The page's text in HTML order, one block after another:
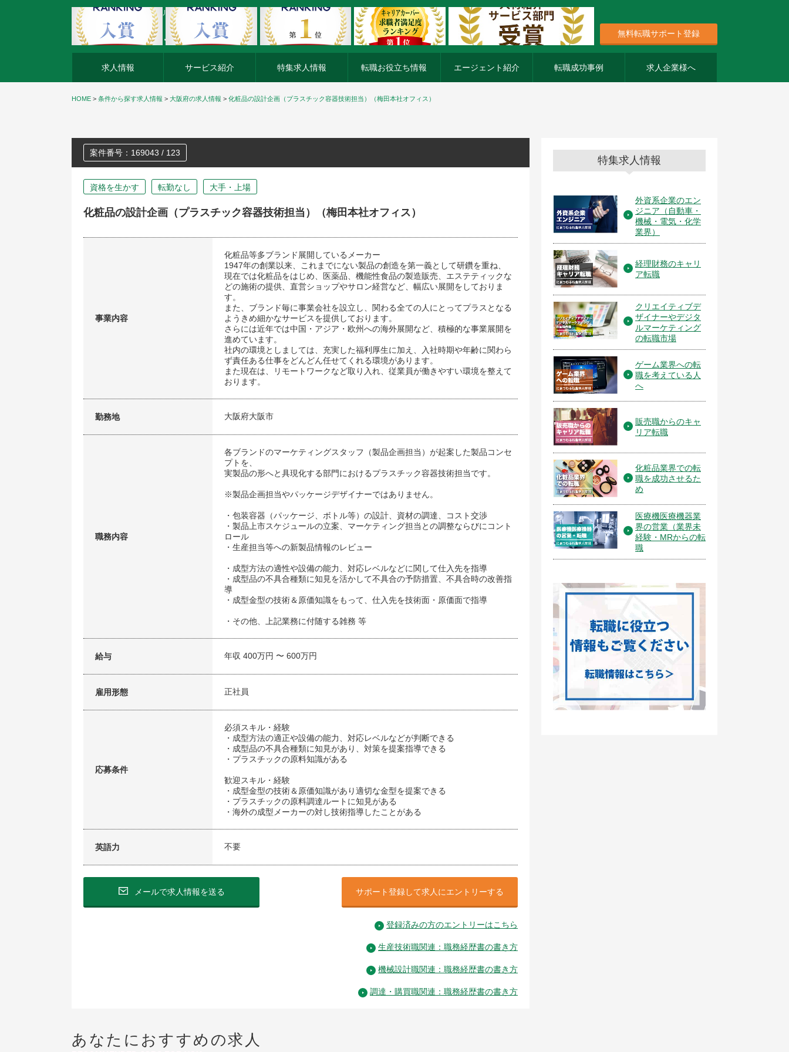
外資系企業の転職・キャリア転職ならアージスジャパン
無料転職サポート登録
求人情報 サービス紹介 特集求人情報 転職お役立ち情報 エージェント紹介 転職成功事例 求人企業様へ
HOME > 条件から探す求人情報 > 大阪府の求人情報 > 化粧品の設計企画（プラスチック容器技術担当）（梅田本社オフィス）
案件番号：169043 / 123
資格を生かす 転勤なし 大手・上場
化粧品の設計企画（プラスチック容器技術担当）（梅田本社オフィス）
事業内容
化粧品等多ブランド展開しているメーカー
1947年の創業以来、これまでにない製品の創造を第一義として研鑽を重ね、
現在では化粧品をはじめ、医薬品、機能性食品の製造販売、エステティックな
どの施術の提供、直営ショップやサロン経営など、幅広い展開をしておりま
す。
また、ブランド毎に事業会社を設立し、関わる全ての人にとってプラスとなる
ようきめ細かなサービスを提供しております。
さらには近年では中国・アジア・欧州への海外展開など、積極的な事業展開を
進めています。
社内の環境としましては、充実した福利厚生に加え、入社時期や年齢に関わら
ず責任ある仕事をどんどん任せてくれる環境があります。
また現在は、リモートワークなど取り入れ、従業員が働きやすい環境を整えて
おります。
勤務地 大阪府大阪市
職務内容
各ブランドのマーケティングスタッフ（製品企画担当）が起案した製品コンセ
プトを、
実製品の形へと具現化する部門におけるプラスチック容器技術担当です。
※製品企画担当やパッケージデザイナーではありません。
・包装容器（パッケージ、ボトル等）の設計、資材の調達、コスト交渉
・製品上市スケジュールの立案、マーケティング担当との調整ならびにコント
ロール
・生産担当等への新製品情報のレビュー
・成型方法の適性や設備の能力、対応レベルなどに関して仕入先を指導
・成型品の不具合種類に知見を活かして不具合の予防措置、不具合時の改善指
導
・成型金型の技術＆原価知識をもって、仕入先を技術面・原価面で指導
・その他、上記業務に付随する雑務 等
給与 年収 400万円 〜 600万円
雇用形態 正社員
応募条件
必須スキル・経験
・成型方法の適正や設備の能力、対応レベルなどが判断できる
・成型品の不具合種類に知見があり、対策を提案指導できる
・プラスチックの原料知識がある
歓迎スキル・経験
・成型金型の技術＆原価知識があり適切な金型を提案できる
・プラスチックの原料調達ルートに知見がある
・海外の成型メーカーの対し技術指導したことがある
英語力 不要
メールで求人情報を送る サポート登録して求人にエントリーする
登録済みの方のエントリーはこちら
生産技術職関連：職務経歴書の書き方
機械設計職関連：職務経歴書の書き方
調達・購買職関連：職務経歴書の書き方
あなたにおすすめの求人
特集求人情報
外資系企業のエン
ジニア（自動車・
機械・電気・化学
業界）
経理財務のキャリ
ア転職
クリエイティブデ
ザイナーやデジタ
ルマーケティング
の転職市場
ゲーム業界への転
職を考えている人
へ
販売職からのキャ
リア転職
化粧品業界での転
職を成功させるた
め
医療機医療機器業
界の営業（業界未
経験・MRからの転
職